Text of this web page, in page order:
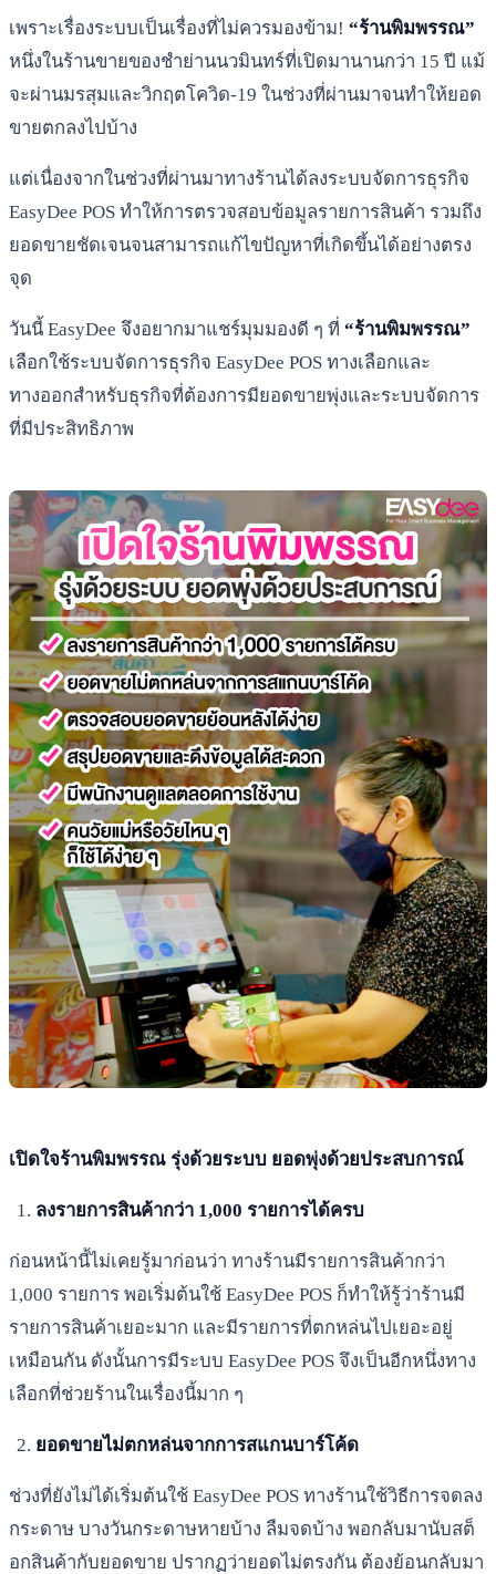
เพราะเรื่องระบบเป็นเรื่องที่ไม่ควรมองข้าม! “ร้านพิมพรรณ”
หนึ่งในร้านขายของชำย่านนวมินทร์ที่เปิดมานานกว่า 15 ปี แม้
จะผ่านมรสุมและวิกฤตโควิด-19 ในช่วงที่ผ่านมาจนทำให้ยอด
ขายตกลงไปบ้าง
แต่เนื่องจากในช่วงที่ผ่านมาทางร้านได้ลงระบบจัดการธุรกิจ
EasyDee POS ทำให้การตรวจสอบข้อมูลรายการสินค้า รวมถึง
ยอดขายชัดเจนจนสามารถแก้ไขปัญหาที่เกิดขึ้นได้อย่างตรง
จุด
วันนี้ EasyDee จึงอยากมาแชร์มุมมองดี ๆ ที่ “ร้านพิมพรรณ”
เลือกใช้ระบบจัดการธุรกิจ EasyDee POS ทางเลือกและ
ทางออกสำหรับธุรกิจที่ต้องการมียอดขายพุ่งและระบบจัดการ
ที่มีประสิทธิภาพ
เปิดใจร้านพิมพรรณ รุ่งด้วยระบบ ยอดพุ่งด้วยประสบการณ์
ลงรายการสินค้ากว่า 1,000 รายการได้ครบ
ก่อนหน้านี้ไม่เคยรู้มาก่อนว่า ทางร้านมีรายการสินค้ากว่า
1,000 รายการ พอเริ่มต้นใช้ EasyDee POS ก็ทำให้รู้ว่าร้านมี
รายการสินค้าเยอะมาก และมีรายการที่ตกหล่นไปเยอะอยู่
เหมือนกัน ดังนั้นการมีระบบ EasyDee POS จึงเป็นอีกหนึ่งทาง
เลือกที่ช่วยร้านในเรื่องนี้มาก ๆ
ยอดขายไม่ตกหล่นจากการสแกนบาร์โค้ด
ช่วงที่ยังไม่ได้เริ่มต้นใช้ EasyDee POS ทางร้านใช้วิธีการจดลง
กระดาษ บางวันกระดาษหายบ้าง ลืมจดบ้าง พอกลับมานับสต็
อกสินค้ากับยอดขาย ปรากฏว่ายอดไม่ตรงกัน ต้องย้อนกลับมา